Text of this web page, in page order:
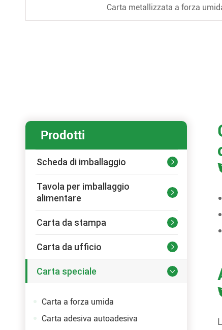
Carta metallizzata a forza
Prodotti
Scheda di imballaggio 
Tavola per imballaggio
alimentare

Carta da stampa 
Carta da ufficio 
Carta speciale 
Carta a forza umida
Carta adesiva autoadesiva